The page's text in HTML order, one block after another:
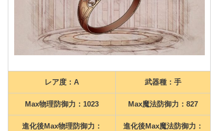
レア度：A 武器種：手
Max物理防御力：1023 Max魔法防御力：827
進化後Max物理防御力：
進化後Max魔法防御力：